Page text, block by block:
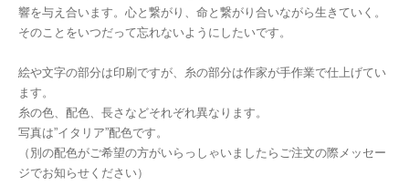
響を与え合います。心と繋がり、命と繋がり合いながら生きていく。
そのことをいつだって忘れないようにしたいです。
絵や文字の部分は印刷ですが、糸の部分は作家が手作業で仕上げてい
ます。
糸の色、配色、長さなどそれぞれ異なります。
写真は”イタリア”配色です。
（別の配色がご希望の方がいらっしゃいましたらご注文の際メッセー
ジでお知らせください）